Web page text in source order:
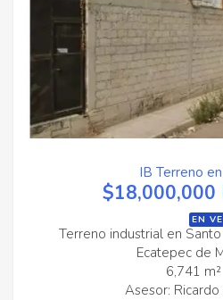
IB Terreno
$18,000,000
EN
Terreno industrial en
Ecatepec de
6,741 m²
Asesor: Ricardo